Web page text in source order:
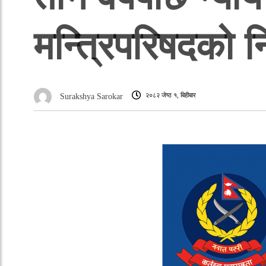
मन्त्रिपरिषदको
Surakshya Sarokar २०८२ जेष्ठ १, बिहीबार